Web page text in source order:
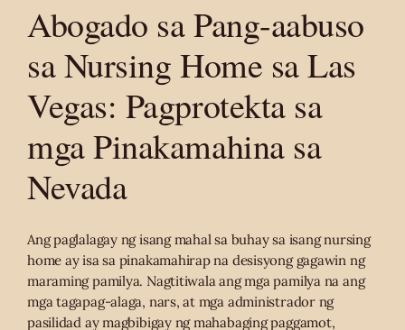
Abogado sa Pang-aabuso
sa Nursing Home sa Las
Vegas: Pagprotekta sa
mga Pinakamahina sa
Nevada
Ang paglalagay ng isang mahal sa buhay sa isang nursing
home ay isa sa pinakamahirap na desisyong gagawin ng
maraming pamilya. Nagtitiwala ang mga pamilya na ang
mga tagapag-alaga, nars, at mga administrador ng
pasilidad ay magbibigay ng mahabaging paggamot,